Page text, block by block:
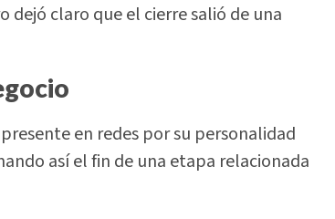
dejó claro que el cierre salió de una
en redes por su personalidad
así el fin de una etapa relacionada